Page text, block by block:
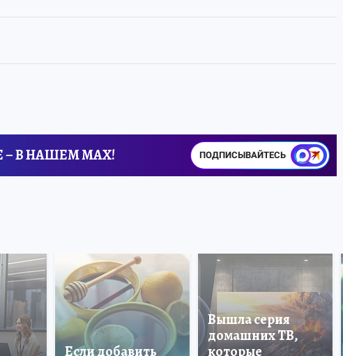
В НАШЕМ MAX! ПОДПИСЫВАЙТЕСЬ
Если добавить
Вышла серия
домашних ТВ,
которые